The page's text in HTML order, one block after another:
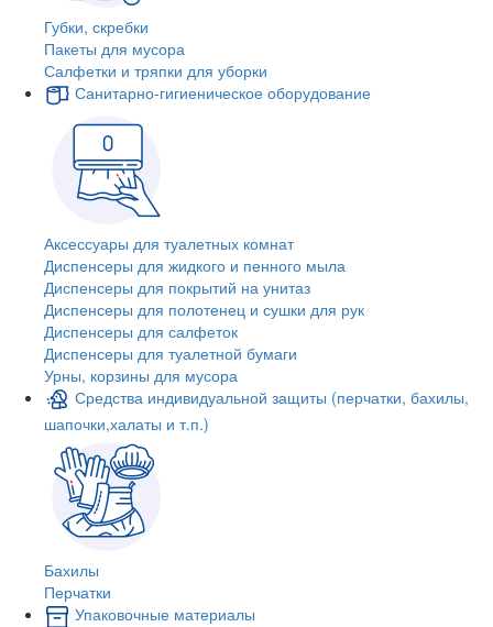
Губки, скребки
Пакеты для мусора
Салфетки и тряпки для уборки
Санитарно-гигиеническое оборудование
Аксессуары для туалетных комнат
Диспенсеры для жидкого и пенного мыла
Диспенсеры для покрытий на унитаз
Диспенсеры для полотенец и сушки для рук
Диспенсеры для салфеток
Диспенсеры для туалетной бумаги
Урны, корзины для мусора
Средства индивидуальной защиты (перчатки, бахилы,
шапочки,халаты и т.п.)
Бахилы
Перчатки
Упаковочные материалы